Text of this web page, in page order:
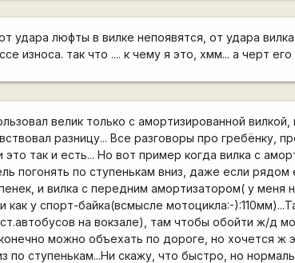
удара люфты в вилке непоявятся, от удара
износа. так что .... к чему я это, хмм... а черт его
велик только с амортизированной
разницу... Все разговоры про гребёнку,
так и есть... Но вот пример когда вилка с
погонять по ступенькам вниз, даже если рядом
и вилка с передним амортизатором( у меня
как у спорт-байка(всмысле мотоцикла:-
на вокзале), там чтобы обойти ж/д
можно объехать по дороге, но хочется ж
по ступенькам...Ни скажу, что быстро, но